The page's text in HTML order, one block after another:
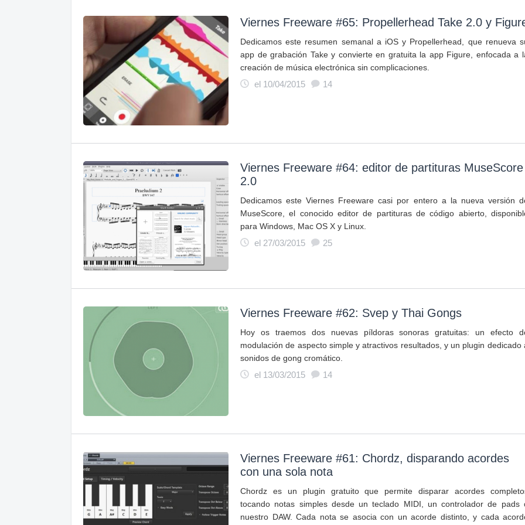
Viernes Freeware #65: Propellerhead Take 2.0 y
Dedicamos este resumen semanal a iOS y Propellerhead, que renueva
app de grabación Take y convierte en gratuita la app Figure, enfocada a
creación de música electrónica sin complicaciones.
el 10/04/2015
14
Viernes Freeware #64: editor de partituras MuseScore
2.0
Dedicamos este Viernes Freeware casi por entero a la nueva versión
MuseScore, el conocido editor de partituras de código abierto,
para Windows, Mac OS X y Linux.
el 27/03/2015
25
Viernes Freeware #62: Svep y Thai Gongs
Hoy os traemos dos nuevas píldoras sonoras gratuitas: un efecto
modulación de aspecto simple y atractivos resultados, y un plugin dedicado
sonidos de gong cromático.
el 13/03/2015
14
Viernes Freeware #61: Chordz, disparando acordes
con una sola nota
Chordz es un plugin gratuito que permite disparar acordes
tocando notas simples desde un teclado MIDI, un controlador de pads
nuestro DAW. Cada nota se asocia con un acorde distinto, y cada